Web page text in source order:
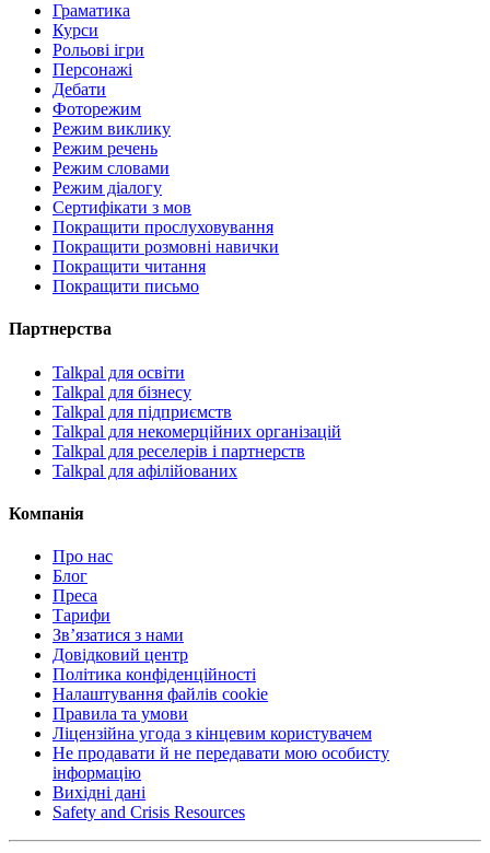
Граматика
Курси
Рольові ігри
Персонажі
Дебати
Фоторежим
Режим виклику
Режим речень
Режим словами
Режим діалогу
Сертифікати з мов
Покращити прослуховування
Покращити розмовні навички
Покращити читання
Покращити письмо
Партнерства
Talkpal для освіти
Talkpal для бізнесу
Talkpal для підприємств
Talkpal для некомерційних організацій
Talkpal для реселерів і партнерств
Talkpal для афілійованих
Компанія
Про нас
Блог
Преса
Тарифи
Зв’язатися з нами
Довідковий центр
Політика конфіденційності
Налаштування файлів cookie
Правила та умови
Ліцензійна угода з кінцевим користувачем
Не продавати й не передавати мою особисту
інформацію
Вихідні дані
Safety and Crisis Resources